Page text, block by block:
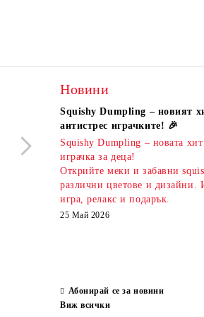
KIDEA комплект 5 бр.
ароматни гуми Bubble Tea
€2.20 4.30 лв.
PIXELS МОЛИВ С
Новини
Squishy Dumpling – новият
антистрес играчките! 🎉
Squishy Dumpling – новата хит
играчка за деца!
Открийте меки и забавни
различни цветове и дизайни.
игра, релакс и подарък.
25 Май 2026
Абонирай се за новини
Виж всички